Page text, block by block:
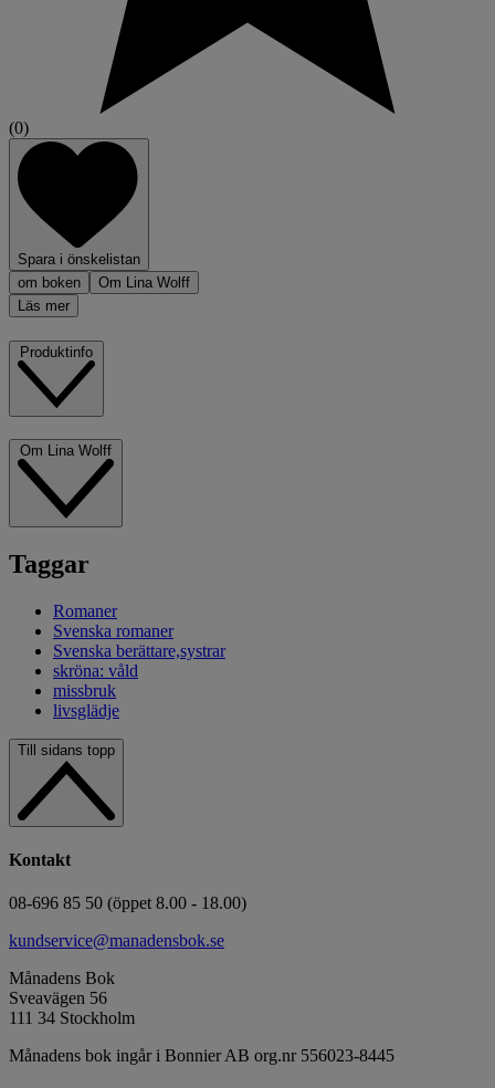
(0)
Spara i önskelistan
om boken
Om Lina Wolff
Läs mer
Taggar
Romaner
Svenska romaner
Svenska berättare,systrar
skröna: våld
missbruk
livsglädje
Till sidans topp
Kontakt
08-696 85 50 (öppet 8.00 - 18.00)
kundservice@manadensbok.se
Månadens Bok
Sveavägen 56
111 34 Stockholm
Månadens bok ingår i Bonnier AB org.nr 556023-8445